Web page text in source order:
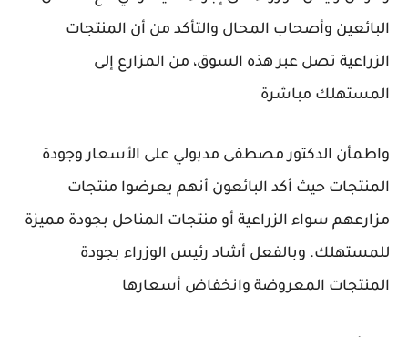
البائعين وأصحاب المحال والتأكد من أن المنتجات
الزراعية تصل عبر هذه السوق، من المزارع إلى
المستهلك مباشرة
واطمأن الدكتور مصطفى مدبولي على الأسعار وجودة
المنتجات حيث أكد البائعون أنهم يعرضوا منتجات
مزارعهم سواء الزراعية أو منتجات المناحل بجودة مميزة
للمستهلك. وبالفعل أشاد رئيس الوزراء بجودة
المنتجات المعروضة وانخفاض أسعارها